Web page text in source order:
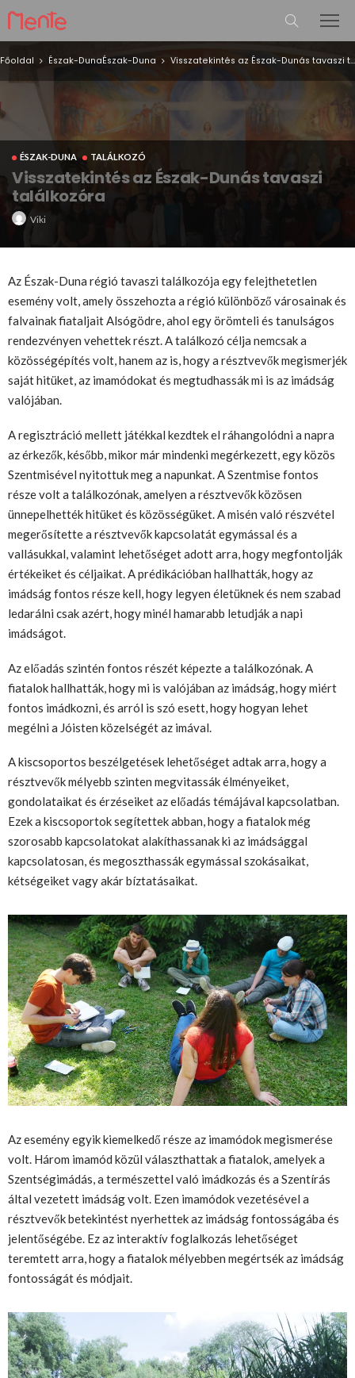
Főoldal Észak-DunaÉszak-Duna Visszatekintés az Észak-Dunás tavaszi találkozóra
ÉSZAK-DUNA TALÁLKOZÓ
Visszatekintés az Észak-Dunás tavaszi
találkozóra
Viki
Az Észak-Duna régió tavaszi találkozója egy felejthetetlen
esemény volt, amely összehozta a régió különböző városainak és
falvainak fiataljait Alsógödre, ahol egy örömteli és tanulságos
rendezvényen vehettek részt. A találkozó célja nemcsak a
közösségépítés volt, hanem az is, hogy a résztvevők megismerjék
saját hitüket, az imamódokat és megtudhassák mi is az imádság
valójában.
A regisztráció mellett játékkal kezdtek el ráhangolódni a napra
az érkezők, később, mikor már mindenki megérkezett, egy közös
Szentmisével nyitottuk meg a napunkat. A Szentmise fontos
része volt a találkozónak, amelyen a résztvevők közösen
ünnepelhették hitüket és közösségüket. A misén való részvétel
megerősítette a résztvevők kapcsolatát egymással és a
vallásukkal, valamint lehetőséget adott arra, hogy megfontolják
értékeiket és céljaikat. A prédikációban hallhatták, hogy az
imádság fontos része kell, hogy legyen életüknek és nem szabad
ledarálni csak azért, hogy minél hamarabb letudják a napi
imádságot.
Az előadás szintén fontos részét képezte a találkozónak. A
fiatalok hallhatták, hogy mi is valójában az imádság, hogy miért
fontos imádkozni, és arról is szó esett, hogy hogyan lehet
megélni a Jóisten közelségét az imával.
A kiscsoportos beszélgetések lehetőséget adtak arra, hogy a
résztvevők mélyebb szinten megvitassák élményeiket,
gondolataikat és érzéseiket az előadás témájával kapcsolatban.
Ezek a kiscsoportok segítettek abban, hogy a fiatalok még
szorosabb kapcsolatokat alakíthassanak ki az imádsággal
kapcsolatosan, és megoszthassák egymással szokásaikat,
kétségeiket vagy akár bíztatásaikat.
Az esemény egyik kiemelkedő része az imamódok megismerése
volt. Három imamód közül választhattak a fiatalok, amelyek a
Szentségimádás, a természettel való imádkozás és a Szentírás
által vezetett imádság volt. Ezen imamódok vezetésével a
résztvevők betekintést nyerhettek az imádság fontosságába és
jelentőségébe. Ez az interaktív foglalkozás lehetőséget
teremtett arra, hogy a fiatalok mélyebben megértsék az imádság
fontosságát és módjait.